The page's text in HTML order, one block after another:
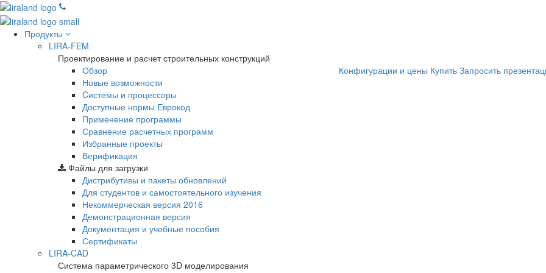
Продукты
LIRA-FEM
Проектирование и расчет строительных конструкций
Обзор
Новые возможности
Cистемы и процессоры
Доступные нормы Еврокод
Применение программы
Сравнение расчетных программ
Избранные проекты
Верификация
Конфигурации и цены Купить Запросить
Файлы для загрузки
Дистрибутивы и пакеты обновлений
Для студентов и самостоятельного изучения
Некоммерческая версия 2016
Демонстрационная версия
Документация и учебные пособия
Сертификаты
LIRA-CAD
Система параметрического 3D моделирования